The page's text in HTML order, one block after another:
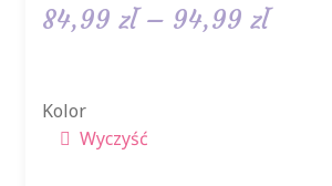
84,99 zł – 94,99 złZakres
Kolor
Wyczyść